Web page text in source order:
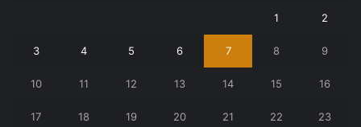
1 2
3 4 5 6 7 8 9
10 11 12 13 14 15 16
17 18 19 20 21 22 23